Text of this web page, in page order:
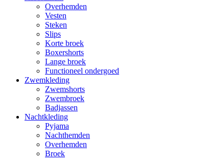
Overhemden
Vesten
Steken
Slips
Korte broek
Boxershorts
Lange broek
Functioneel ondergoed
Zwemkleding
Zwemshorts
Zwembroek
Badjassen
Nachtkleding
Pyjama
Nachthemden
Overhemden
Broek